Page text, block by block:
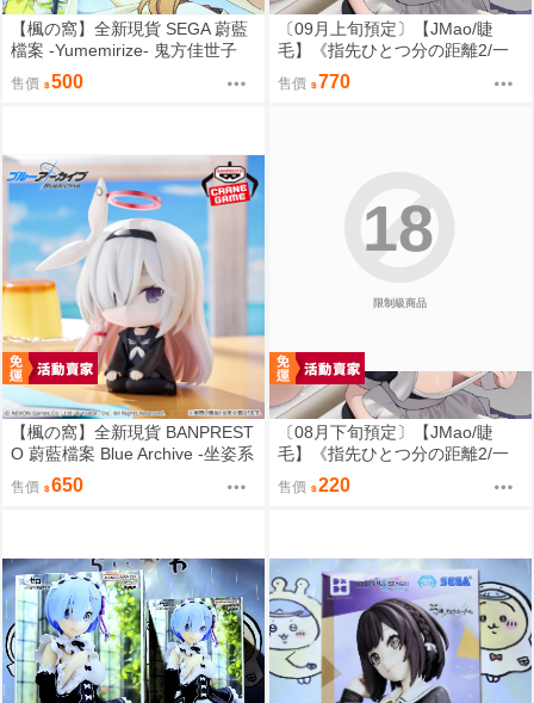
【楓の窩】全新現貨 SEGA 蔚藍
檔案 -Yumemirize- 鬼方佳世子
【日版】
售價 500
〔09月上旬預定〕【JMao/睫
毛】《指先ひとつ分の距離2/一
個指尖的距離2》多規格套組&單
品⬢黑市兔－睫毛貓舍 (parody:
售價 770
【楓の窩】全新現貨 BANPREST
O 蔚藍檔案 Blue Archive -坐姿系
列- 星奈【日版】
售價 650
限制級商品
18
〔08月下旬預定〕【JMao/睫
毛】《指先ひとつ分の距離2/一
個指尖的距離2》B5/26P黑白內
頁/繁體中文/無修正⬢黑市兔－睫
カ 鬼方カヨコ 鬼方佳世子) FF47
售價 220